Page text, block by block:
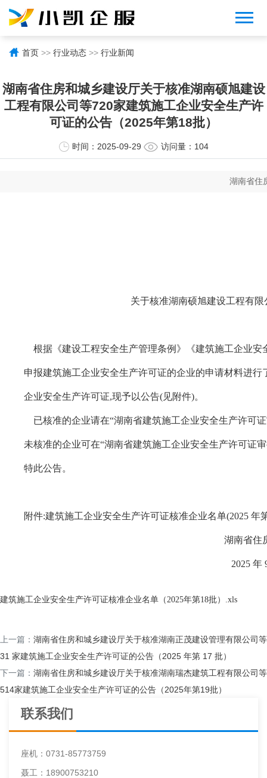
首页 >> 行业动态 >> 行业新闻
湖南省住房和城乡建设厅关于核准湖南硕旭建设
工程有限公司等720家建筑施工企业安全生产许
可证的公告（2025年第18批）
时间：2025-09-29 访问量：104
湖南省住
关于核准湖南硕旭建设工程有
根据《建设工程安全生产管理条例》《建筑施工企业安
申报建筑施工企业安全生产许可证的企业的申请材料进
企业安全生产许可证,现予以公告(见附件)。
已核准的企业请在“湖南省建筑施工企业安全生产许可
未核准的企业可在“湖南省建筑施工企业安全生产许可证
特此公告。
附件:建筑施工企业安全生产许可证核准企业名单(2025 年
湖南省住房和城乡
2025 年 9 月 28
建筑施工企业安全生产许可证核准企业名单（2025年第18批）.xls
上一篇： 湖南省住房和城乡建设厅关于核准湖南正茂建设管理有限公司等
31 家建筑施工企业安全生产许可证的公告（2025 年第 17 批）
下一篇： 湖南省住房和城乡建设厅关于核准湖南瑞杰建筑工程有限公司等
514家建筑施工企业安全生产许可证的公告（2025年第19批）
联系我们
座机：0731-85773759
聂工：18900753210